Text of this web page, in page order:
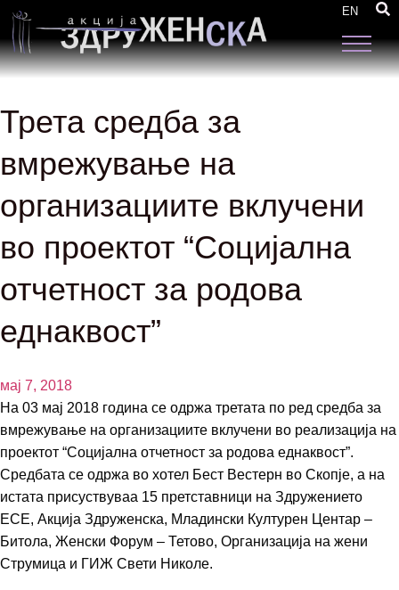
EN
Трета средба за
вмрежување на
организациите вклучени
во проектот “Социјална
отчетност за родова
еднаквост”
мај 7, 2018
На 03 мај 2018 година се одржа третата по ред средба за
вмрежување на организациите вклучени во реализација на
проектот “Социјална отчетност за родова еднаквост”.
Средбата се одржа во хотел Бест Вестерн во Скопје, а на
истата присуствуваа 15 претставници на Здружението
ЕСЕ, Акција Здруженска, Младински Културен Центар –
Битола, Женски Форум – Тетово, Организација на жени
Струмица и ГИЖ Свети Николе.